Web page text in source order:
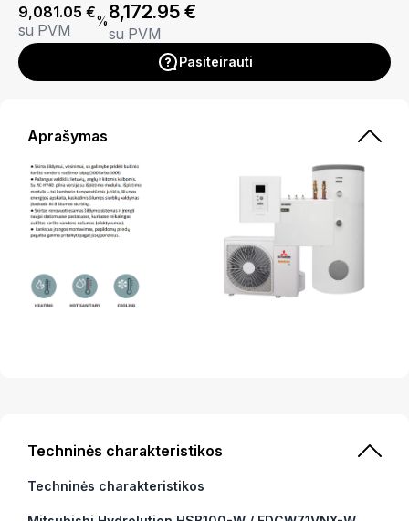
9,081.05 €
su PVM
%8,172.95 €
su PVM
Pasiteirauti
Aprašymas
Techninės charakteristikos
Techninės charakteristikos